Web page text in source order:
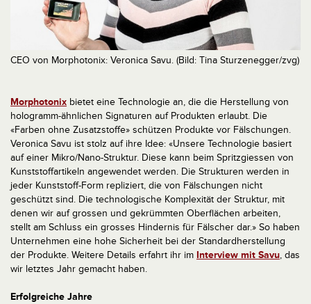
CEO von Morphotonix: Veronica Savu. (Bild: Tina Sturzenegger/zvg)
Morphotonix bietet eine Technologie an, die die Herstellung von
hologramm-ähnlichen Signaturen auf Produkten erlaubt. Die
«Farben ohne Zusatzstoffe» schützen Produkte vor Fälschungen.
Veronica Savu ist stolz auf ihre Idee: «Unsere Technologie basiert
auf einer Mikro/Nano-Struktur. Diese kann beim Spritzgiessen von
Kunststoffartikeln angewendet werden. Die Strukturen werden in
jeder Kunststoff-Form repliziert, die von Fälschungen nicht
geschützt sind. Die technologische Komplexität der Struktur, mit
denen wir auf grossen und gekrümmten Oberflächen arbeiten,
stellt am Schluss ein grosses Hindernis für Fälscher dar.» So haben
Unternehmen eine hohe Sicherheit bei der Standardherstellung
der Produkte. Weitere Details erfahrt ihr im Interview mit Savu, das
wir letztes Jahr gemacht haben.
Erfolgreiche Jahre